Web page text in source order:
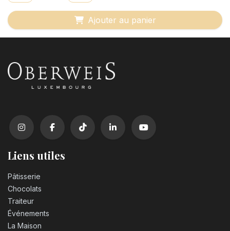
Ajouter au panier
Liens utiles
Pâtisserie
Chocolats
Traiteur
Événements
La Maison